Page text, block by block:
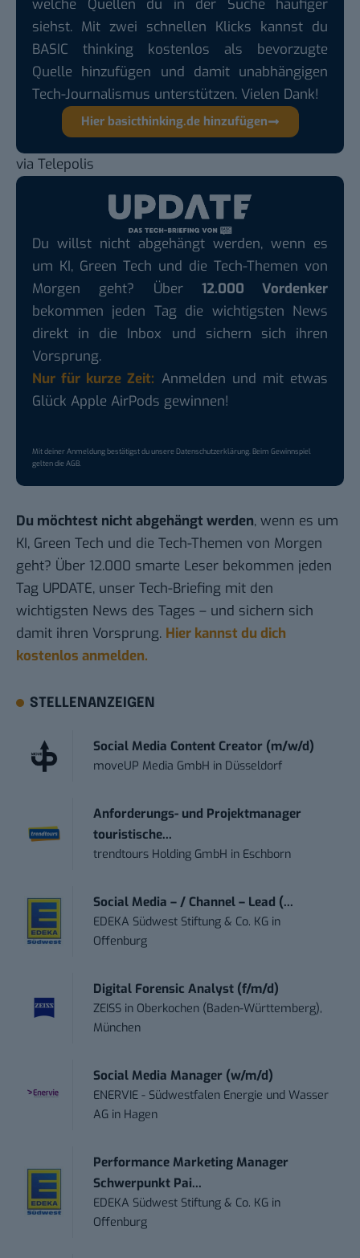
welche Quellen du in der Suche häufiger
siehst. Mit zwei schnellen Klicks kannst du
BASIC thinking kostenlos als bevorzugte
Quelle hinzufügen und damit unabhängigen
Tech-Journalismus unterstützen. Vielen Dank!
Hier basicthinking.de hinzufügen
via Telepolis
Du willst nicht abgehängt werden, wenn es
um KI, Green Tech und die Tech-Themen von
Morgen geht? Über 12.000 Vordenker
bekommen jeden Tag die wichtigsten News
direkt in die Inbox und sichern sich ihren
Vorsprung.
Nur für kurze Zeit: Anmelden und mit etwas
Glück Apple AirPods gewinnen!
Mit deiner Anmeldung bestätigst du unsereDatenschutzerklärung. Beim Gewinnspiel
gelten dieAGB.
Du möchtest nicht abgehängt werden, wenn es um
KI, Green Tech und die Tech-Themen von Morgen
geht? Über 12.000 smarte Leser bekommen jeden
Tag UPDATE, unser Tech-Briefing mit den
wichtigsten News des Tages – und sichern sich
damit ihren Vorsprung. Hier kannst du dich
kostenlos anmelden.
STELLENANZEIGEN
Social Media Content Creator (m/w/d)
moveUP Media GmbH in Düsseldorf
Anforderungs- und Projektmanager
touristische...
trendtours Holding GmbH in Eschborn
Social Media – / Channel – Lead (...
EDEKA Südwest Stiftung & Co. KG in
Offenburg
Digital Forensic Analyst (f/m/d)
ZEISS in Oberkochen (Baden-Württemberg),
München
Social Media Manager (w/m/d)
ENERVIE - Südwestfalen Energie und Wasser
AG in Hagen
Performance Marketing Manager
Schwerpunkt Pai...
EDEKA Südwest Stiftung & Co. KG in
Offenburg